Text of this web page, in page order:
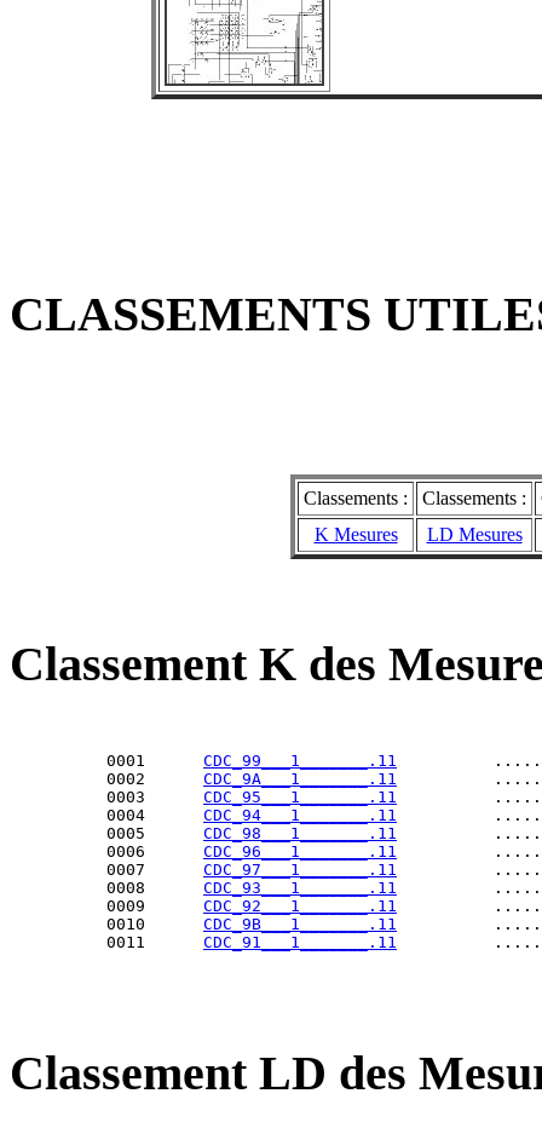
CLASSEMENTS
Classements : Classements :
K Mesures
LD Mesures
Classement K des
          0001
CDC_99___1_______.11
          0002
CDC_9A___1_______.11
          0003
CDC_95___1_______.11
          0004
CDC_94___1_______.11
          0005
CDC_98___1_______.11
          0006
CDC_96___1_______.11
          0007
CDC_97___1_______.11
          0008
CDC_93___1_______.11
          0009
CDC_92___1_______.11
          0010
CDC_9B___1_______.11
          0011
CDC_91___1_______.11
Classement LD des